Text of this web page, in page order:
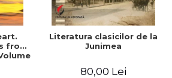
from
Literatura clasicilor de la
Junimea
80,00 Lei